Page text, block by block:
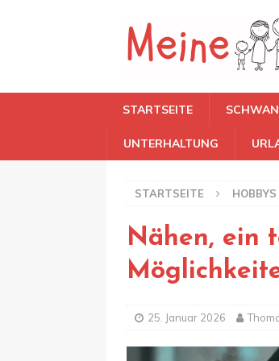
STARTSEITE
UNTERHALTUNG
STARTSEITE HOBBYS
Nähen, ein
25. Januar 2026